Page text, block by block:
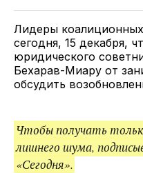
TwitterFacebookTelegram
Лидеры
сегодня, 15 декабря,
юридического
Бехарав-Миару от
обсудить
Чтобы получать
лишнего шума,
«Сегодня».